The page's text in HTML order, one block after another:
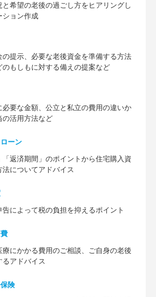
希望の老後の過ごし方をヒアリングし
ション作成
の提示、必要な老後資金を準備する方法
のもしもに対する備えの提案など
必要な⾦額、公⽴と私⽴の費⽤の違いか
の活⽤⽅法など
ーン
「返済期間」のポイントから住宅購⼊資
についてアドバイス
によって税の負担を抑えるポイント
療にかかる費⽤のご相談、ご⾃⾝の⽼後
るアドバイス
険